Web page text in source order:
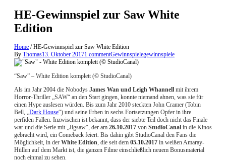
HE-Gewinnspiel zur Saw White
Edition
Home /HE-Gewinnspiel zur Saw White Edition
By Thomas13. Oktober 20171 commentGewinnspielegewinnspiele
“Saw” – White Edition komplett (© StudioCanal)
Als im Jahr 2004 die Nobodys James Wan und Leigh Whannell mit ihrem
Horror-Thriller „SAW“ an den Start gingen, konnte niemand ahnen, was sie für
einen Hype auslesen würden. Bis zum Jahr 2010 steckten John Cramer (Tobin
Bell, „Dark House“) und seine Erben in sechs Fortsetzungen Opfer in ihre
perfiden Fallen. Inzwischen ist bekannt, dass der siebte Teil doch nicht das Finale
war und die Serie mit „Jigsaw“, der am 26.10.2017 von StudioCanal in die Kinos
gebracht wird, ein Comeback feiert. Bis dahin gibt StudioCanal den Fans die
Möglichkeit, in der White Edition, die seit dem 05.10.2017 in weißen Amaray-
Hüllen auf dem Markt ist, die ganzen Filme einschließlich neuem Bonusmaterial
noch einmal zu sehen.